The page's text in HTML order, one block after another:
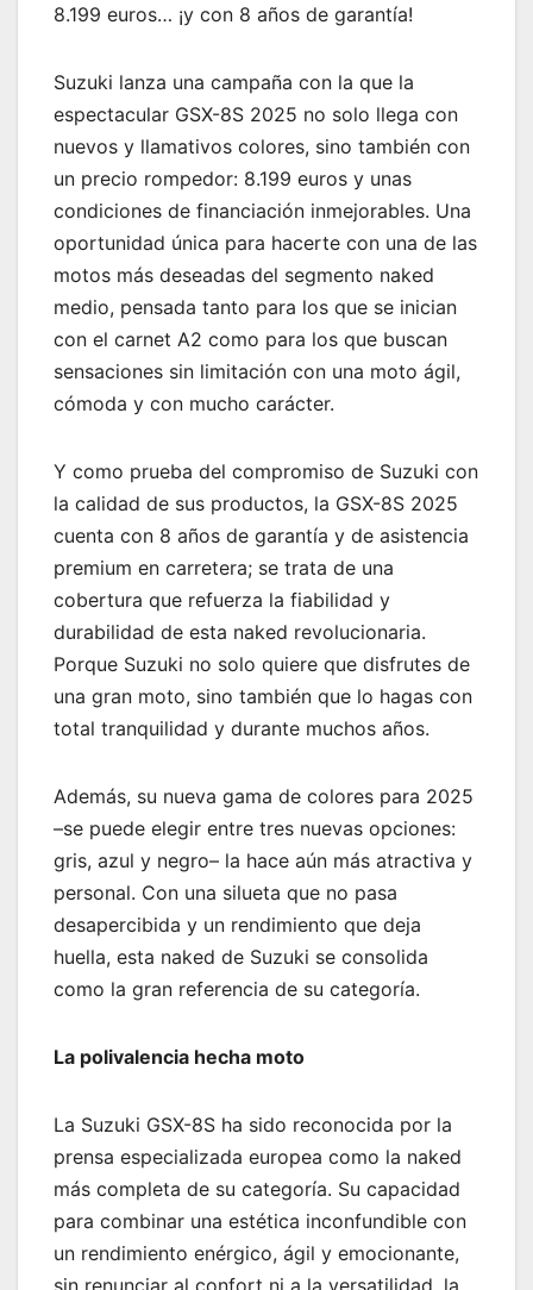
8.199 euros… ¡y con 8 años de garantía!
Suzuki lanza una campaña con la que la
espectacular GSX-8S 2025 no solo llega con
nuevos y llamativos colores, sino también con
un precio rompedor: 8.199 euros y unas
condiciones de financiación inmejorables. Una
oportunidad única para hacerte con una de las
motos más deseadas del segmento naked
medio, pensada tanto para los que se inician
con el carnet A2 como para los que buscan
sensaciones sin limitación con una moto ágil,
cómoda y con mucho carácter.
Y como prueba del compromiso de Suzuki con
la calidad de sus productos, la GSX-8S 2025
cuenta con 8 años de garantía y de asistencia
premium en carretera; se trata de una
cobertura que refuerza la fiabilidad y
durabilidad de esta naked revolucionaria.
Porque Suzuki no solo quiere que disfrutes de
una gran moto, sino también que lo hagas con
total tranquilidad y durante muchos años.
Además, su nueva gama de colores para 2025
–se puede elegir entre tres nuevas opciones:
gris, azul y negro– la hace aún más atractiva y
personal. Con una silueta que no pasa
desapercibida y un rendimiento que deja
huella, esta naked de Suzuki se consolida
como la gran referencia de su categoría.
La polivalencia hecha moto
La Suzuki GSX-8S ha sido reconocida por la
prensa especializada europea como la naked
más completa de su categoría. Su capacidad
para combinar una estética inconfundible con
un rendimiento enérgico, ágil y emocionante,
sin renunciar al confort ni a la versatilidad, la